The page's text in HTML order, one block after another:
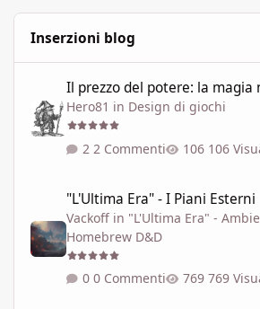
Inserzioni blog
Il prezzo del potere: la magia
Hero81 in Design di giochi
2 Commenti 106
"L'Ultima Era" - I Piani Esterni
Vackoff in "L'Ultima Era" -
Homebrew D&D
0 Commenti 769